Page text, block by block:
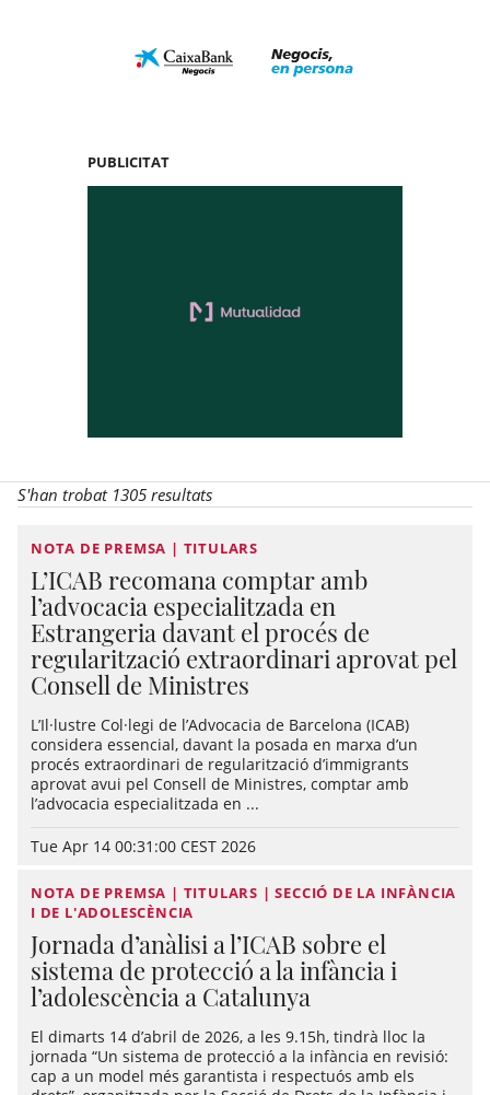
PUBLICITAT
S'han trobat 1305 resultats
NOTA DE PREMSA | TITULARS
L’ICAB recomana comptar amb
l’advocacia especialitzada en
Estrangeria davant el procés de
regularització extraordinari aprovat pel
Consell de Ministres
L’Il·lustre Col·legi de l’Advocacia de Barcelona (ICAB)
considera essencial, davant la posada en marxa d’un
procés extraordinari de regularització d’immigrants
aprovat avui pel Consell de Ministres, comptar amb
l’advocacia especialitzada en ...
Tue Apr 14 00:31:00 CEST 2026
NOTA DE PREMSA | TITULARS | SECCIÓ DE LA INFÀNCIA
I DE L'ADOLESCÈNCIA
Jornada d’anàlisi a l’ICAB sobre el
sistema de protecció a la infància i
l’adolescència a Catalunya
El dimarts 14 d’abril de 2026, a les 9.15h, tindrà lloc la
jornada “Un sistema de protecció a la infància en revisió:
cap a un model més garantista i respectuós amb els